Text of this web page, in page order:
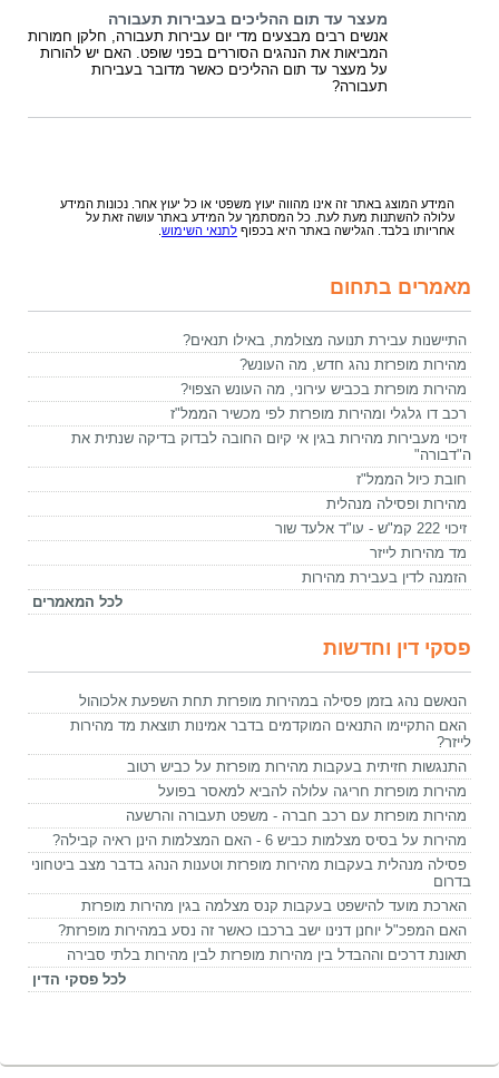
מעצר עד תום ההליכים בעבירות תעבורה
אנשים רבים מבצעים מדי יום עבירות תעבורה, חלקן חמורות
המביאות את הנהגים הסוררים בפני שופט. האם יש להורות
על מעצר עד תום ההליכים כאשר מדובר בעבירות
תעבורה?
המידע המוצג באתר זה אינו מהווה יעוץ משפטי או כל יעוץ אחר. נכונות המידע
עלולה להשתנות מעת לעת. כל המסתמך על המידע באתר עושה זאת על
אחריותו בלבד. הגלישה באתר היא בכפוף לתנאי השימוש
מאמרים בתחום
התיישנות עבירת תנועה מצולמת, באילו תנאים?
מהירות מופרזת נהג חדש, מה העונש?
מהירות מופרזת בכביש עירוני, מה העונש הצפוי?
רכב דו גלגלי ומהירות מופרזת לפי מכשיר הממל"ז
זיכוי מעבירות מהירות בגין אי קיום החובה לבדוק בדיקה שנתית את
ה"דבורה"
חובת כיול הממל"ז
מהירות ופסילה מנהלית
זיכוי 222 קמ"ש - עו"ד אלעד שור
מד מהירות לייזר
הזמנה לדין בעבירת מהירות
לכל המאמרים
פסקי דין וחדשות
הנאשם נהג בזמן פסילה במהירות מופרזת תחת השפעת אלכוהול
האם התקיימו התנאים המוקדמים בדבר אמינות תוצאת מד מהירות
לייזר?
התנגשות חזיתית בעקבות מהירות מופרזת על כביש רטוב
מהירות מופרזת חריגה עלולה להביא למאסר בפועל
מהירות מופרזת עם רכב חברה - משפט תעבורה והרשעה
מהירות על בסיס מצלמות כביש 6 - האם המצלמות הינן ראיה קבילה?
פסילה מנהלית בעקבות מהירות מופרזת וטענות הנהג בדבר מצב ביטחוני
בדרום
הארכת מועד להישפט בעקבות קנס מצלמה בגין מהירות מופרזת
האם המפכ"ל יוחנן דנינו ישב ברכבו כאשר זה נסע במהירות מופרזת?
תאונת דרכים וההבדל בין מהירות מופרזת לבין מהירות בלתי סבירה
לכל פסקי הדין